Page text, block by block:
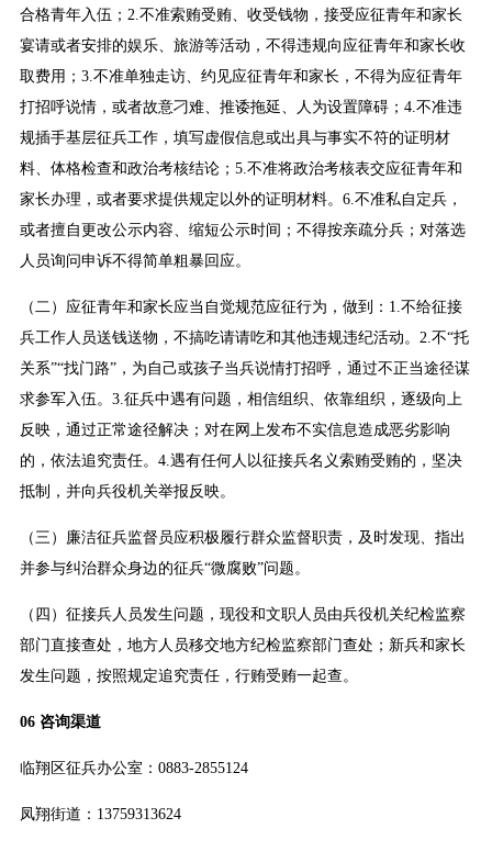
合格青年入伍；2.不准索贿受贿、收受钱物，接受应征青年和家长
宴请或者安排的娱乐、旅游等活动，不得违规向应征青年和家长收
取费用；3.不准单独走访、约见应征青年和家长，不得为应征青年
打招呼说情，或者故意刁难、推诿拖延、人为设置障碍；4.不准违
规插手基层征兵工作，填写虚假信息或出具与事实不符的证明材
料、体格检查和政治考核结论；5.不准将政治考核表交应征青年和
家长办理，或者要求提供规定以外的证明材料。6.不准私自定兵，
或者擅自更改公示内容、缩短公示时间；不得按亲疏分兵；对落选
人员询问申诉不得简单粗暴回应。
（二）应征青年和家长应当自觉规范应征行为，做到：1.不给征接
兵工作人员送钱送物，不搞吃请请吃和其他违规违纪活动。2.不“托
关系”“找门路”，为自己或孩子当兵说情打招呼，通过不正当途径谋
求参军入伍。3.征兵中遇有问题，相信组织、依靠组织，逐级向上
反映，通过正常途径解决；对在网上发布不实信息造成恶劣影响
的，依法追究责任。4.遇有任何人以征接兵名义索贿受贿的，坚决
抵制，并向兵役机关举报反映。
（三）廉洁征兵监督员应积极履行群众监督职责，及时发现、指出
并参与纠治群众身边的征兵“微腐败”问题。
（四）征接兵人员发生问题，现役和文职人员由兵役机关纪检监察
部门直接查处，地方人员移交地方纪检监察部门查处；新兵和家长
发生问题，按照规定追究责任，行贿受贿一起查。
06 咨询渠道
临翔区征兵办公室：0883-2855124
凤翔街道：13759313624